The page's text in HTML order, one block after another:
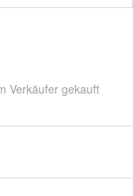
Verkäufer gekauft